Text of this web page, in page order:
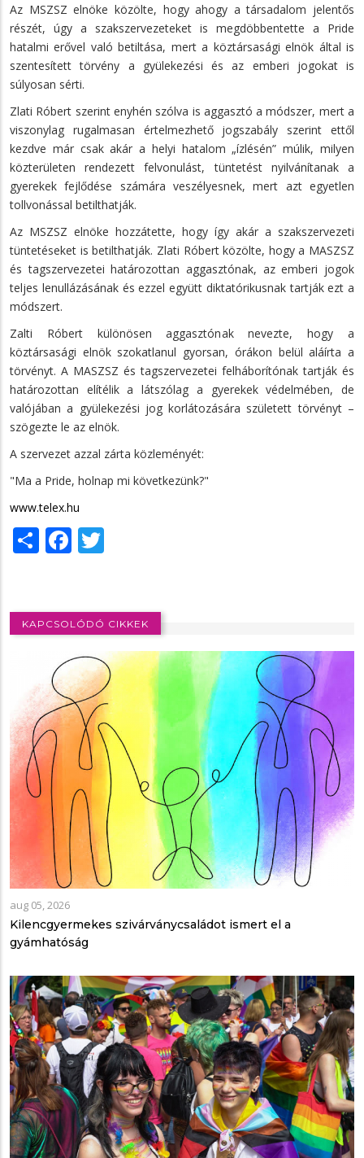
Az MSZSZ elnöke közölte, hogy ahogy a társadalom jelentős
részét, úgy a szakszervezeteket is megdöbbentette a Pride
hatalmi erővel való betiltása, mert a köztársasági elnök által is
szentesített törvény a gyülekezési és az emberi jogokat is
súlyosan sérti.
Zlati Róbert szerint enyhén szólva is aggasztó a módszer, mert a
viszonylag rugalmasan értelmezhető jogszabály szerint ettől
kezdve már csak akár a helyi hatalom „ízlésén” múlik, milyen
közterületen rendezett felvonulást, tüntetést nyilvánítanak a
gyerekek fejlődése számára veszélyesnek, mert azt egyetlen
tollvonással betilthatják.
Az MSZSZ elnöke hozzátette, hogy így akár a szakszervezeti
tüntetéseket is betilthatják. Zlati Róbert közölte, hogy a MASZSZ
és tagszervezetei határozottan aggasztónak, az emberi jogok
teljes lenullázásának és ezzel együtt diktatórikusnak tartják ezt a
módszert.
Zalti Róbert különösen aggasztónak nevezte, hogy a
köztársasági elnök szokatlanul gyorsan, órákon belül aláírta a
törvényt. A MASZSZ és tagszervezetei felháborítónak tartják és
határozottan elítélik a látszólag a gyerekek védelmében, de
valójában a gyülekezési jog korlátozására született törvényt –
szögezte le az elnök.
A szervezet azzal zárta közleményét:
"Ma a Pride, holnap mi következünk?"
www.telex.hu
ShareFacebook
KAPCSOLÓDÓ CIKKEK
aug 05, 2026
Kilencgyermekes szivárványcsaládot ismert el a
gyámhatóság